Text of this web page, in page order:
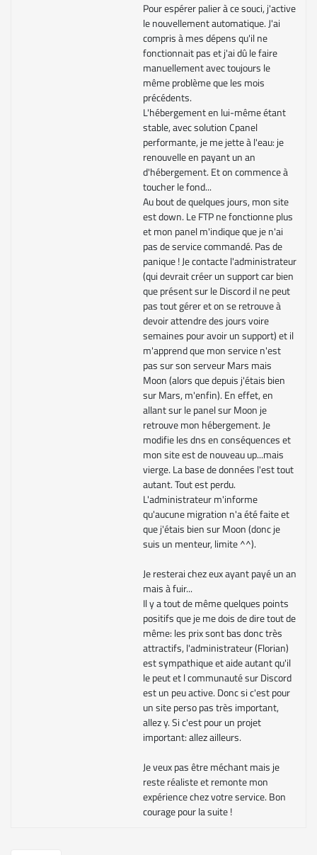
Pour espérer palier à ce souci, j'active
le nouvellement automatique. J'ai
compris à mes dépens qu'il ne
fonctionnait pas et j'ai dû le faire
manuellement avec toujours le
même problème que les mois
précédents.
L'hébergement en lui-même étant
stable, avec solution Cpanel
performante, je me jette à l'eau: je
renouvelle en payant un an
d'hébergement. Et on commence à
toucher le fond...
Au bout de quelques jours, mon site
est down. Le FTP ne fonctionne plus
et mon panel m'indique que je n'ai
pas de service commandé. Pas de
panique ! Je contacte l'administrateur
(qui devrait créer un support car bien
que présent sur le Discord il ne peut
pas tout gérer et on se retrouve à
devoir attendre des jours voire
semaines pour avoir un support) et il
m'apprend que mon service n'est
pas sur son serveur Mars mais
Moon (alors que depuis j'étais bien
sur Mars, m'enfin). En effet, en
allant sur le panel sur Moon je
retrouve mon hébergement. Je
modifie les dns en conséquences et
mon site est de nouveau up...mais
vierge. La base de données l'est tout
autant. Tout est perdu.
L'administrateur m'informe
qu'aucune migration n'a été faite et
que j'étais bien sur Moon (donc je
suis un menteur, limite ^^).
Je resterai chez eux ayant payé un an
mais à fuir...
Il y a tout de même quelques points
positifs que je me dois de dire tout de
même: les prix sont bas donc très
attractifs, l'administrateur (Florian)
est sympathique et aide autant qu'il
le peut et l communauté sur Discord
est un peu active. Donc si c'est pour
un site perso pas très important,
allez y. Si c'est pour un projet
important: allez ailleurs.
Je veux pas être méchant mais je
reste réaliste et remonte mon
expérience chez votre service. Bon
courage pour la suite !